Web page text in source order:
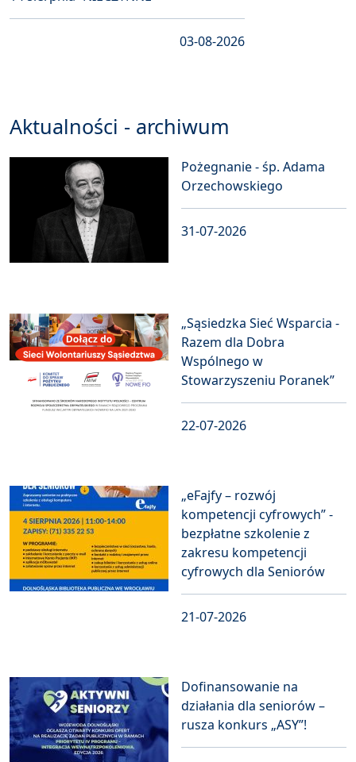
03-08-2026
Aktualności - archiwum
Pożegnanie - śp. Adama
Orzechowskiego
31-07-2026
„Sąsiedzka Sieć Wsparcia -
Razem dla Dobra
Wspólnego w
Stowarzyszeniu Poranek”
22-07-2026
„eFajfy – rozwój
kompetencji cyfrowych” -
bezpłatne szkolenie z
zakresu kompetencji
cyfrowych dla Seniorów
21-07-2026
Dofinansowanie na
działania dla seniorów –
rusza konkurs „ASY”!